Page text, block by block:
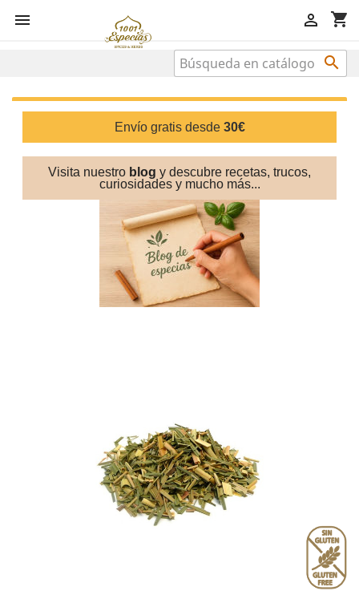
 shopping_cart


Envío gratis desde 30€
Visita nuestro blog y descubre recetas, trucos,
curiosidadesy mucho más...